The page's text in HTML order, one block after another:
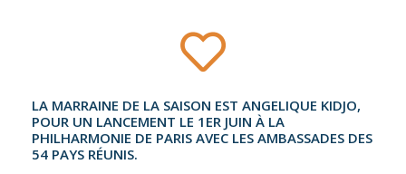
LA MARRAINE DE LA SAISON EST ANGELIQUE KIDJO,
POUR UN LANCEMENT LE 1ER JUIN À LA
PHILHARMONIE DE PARIS AVEC LES AMBASSADES DES
54 PAYS RÉUNIS.